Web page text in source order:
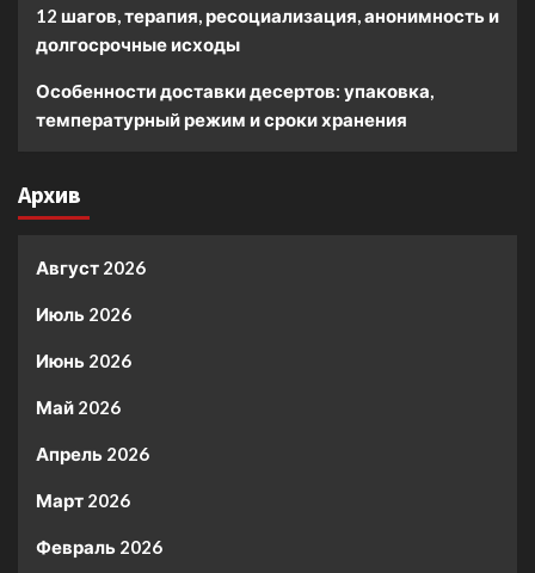
12 шагов, терапия, ресоциализация, анонимность и
долгосрочные исходы
Особенности доставки десертов: упаковка,
температурный режим и сроки хранения
Архив
Август 2026
Июль 2026
Июнь 2026
Май 2026
Апрель 2026
Март 2026
Февраль 2026